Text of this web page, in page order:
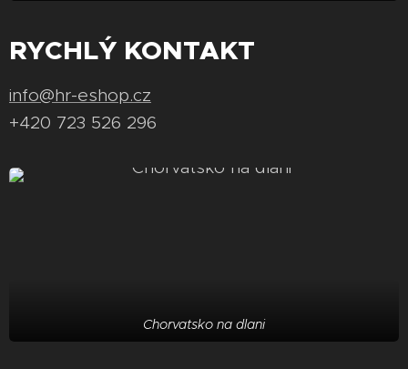
RYCHLÝ KONTAKT
info@hr-eshop.cz
+420 723 526 296
Chorvatsko na dlani